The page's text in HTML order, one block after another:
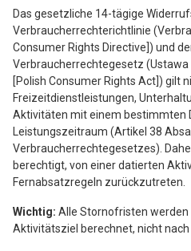
Das gesetzliche 14-tägige
Verbraucherrechterichtlinie
Consumer Rights Directive]) und
Verbraucherrechtegesetz
[Polish Consumer Rights Act]) gilt
Freizeitdienstleistungen,
Aktivitäten mit einem bestimmten
Leistungszeitraum (Artikel 38
Verbraucherrechtegesetzes).
berechtigt, von einer datierten
Fernabsatzregeln zurückzutreten.
Wichtig: Alle Stornofristen
Aktivitätsziel berechnet, nicht nach